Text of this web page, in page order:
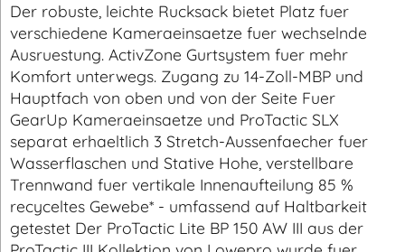
Der robuste, leichte Rucksack bietet Platz fuer
verschiedene Kameraeinsaetze fuer wechselnde
Ausruestung. ActivZone Gurtsystem fuer mehr
Komfort unterwegs. Zugang zu 14-Zoll-MBP und
Hauptfach von oben und von der Seite Fuer
GearUp Kameraeinsaetze und ProTactic SLX
separat erhaeltlich 3 Stretch-Aussenfaecher fuer
Wasserflaschen und Stative Hohe, verstellbare
Trennwand fuer vertikale Innenaufteilung 85 %
recyceltes Gewebe* - umfassend auf Haltbarkeit
getestet Der ProTactic Lite BP 150 AW III aus der